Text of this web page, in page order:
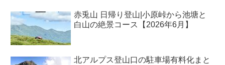
赤兎山 日帰り登山|小原峠から池塘と
白山の絶景コース【2026年6月】
北アルプス登山口の駐車場有料化まと